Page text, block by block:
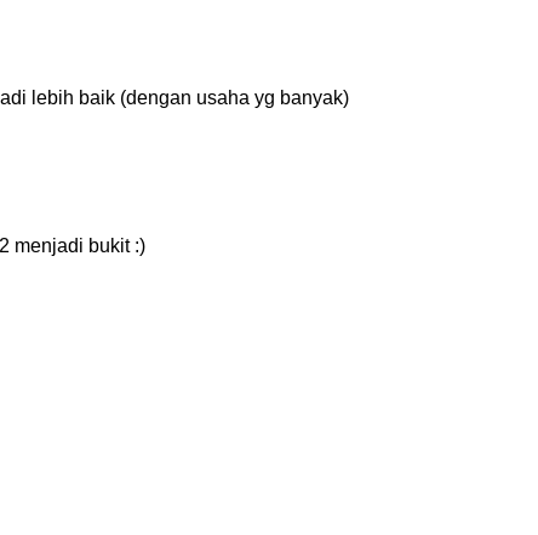
lebih baik (dengan usaha yg banyak)
menjadi bukit :)